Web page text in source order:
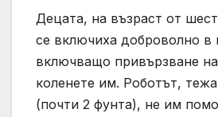
Децата, на възраст от
се включиха доброволно в
включващо привързване
коленете им. Роботът,
(почти 2 фунта), не им